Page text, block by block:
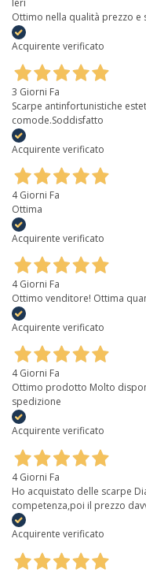
Ottimo nella qualità prezzo e
Acquirente verificato
3 Giorni Fa
Scarpe antinfortunistiche
comode.Soddisfatto
Acquirente verificato
4 Giorni Fa
Ottima
Acquirente verificato
4 Giorni Fa
Ottimo venditore! Ottima
Acquirente verificato
4 Giorni Fa
Ottimo prodotto Molto
spedizione
Acquirente verificato
4 Giorni Fa
Ho acquistato delle scarpe
competenza,poi il prezzo
Acquirente verificato